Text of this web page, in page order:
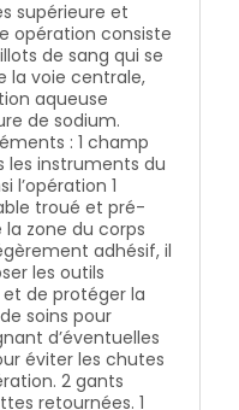
part, afin de garantir
et l’aiguille sont
supérieure et
opération consiste
de sang qui se
la voie centrale,
aqueuse
de sodium.
: 1 champ
les instruments du
l’opération 1
troué et pré-
la zone du corps
adhésif, il
les outils
de protéger la
soins pour
d’éventuelles
éviter les chutes
2 gants
retournées. 1